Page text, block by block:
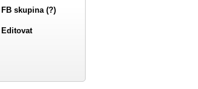
FB skupina (?)
Editovat